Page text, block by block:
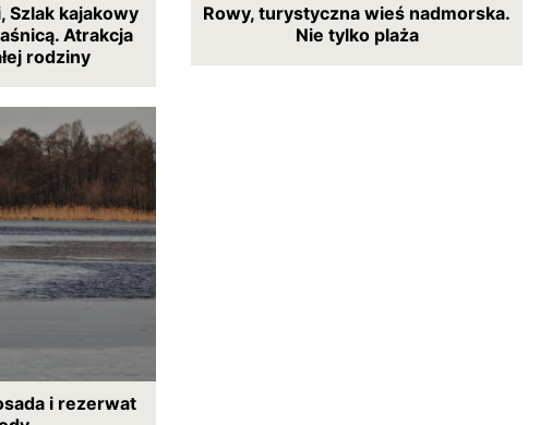
Szlak kajakowy
Atrakcja
rodziny
Rowy, turystyczna wieś nadmorska.
Nie tylko plaża
i rezerwat